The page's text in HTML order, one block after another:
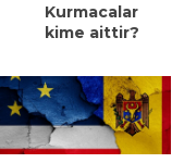
Kurmacalar
kime aittir?